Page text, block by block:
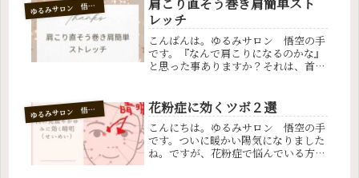
んはとても親切で品が良く心配りを自
然...
ゆ
るみサロン 悟空の手
肩こり直そう巻き肩簡単スト
レッチ
こんばんは。ゆるみサロン 悟空の手
です。『なんで肩こりになるのかな』
と思った事ありますか？それは、首の
消ストレッチご紹介しますね。巻き肩
簡単ストレッチ巻き肩さんは腕が前に
ず...
ゆ
るみサロン 悟空の手 花粉症に効くツボ２選
こんにちは。ゆるみサロン 悟空の手
です。ついに暖かい陽気になりました
ね。ですが、花粉症で悩んでいる方も